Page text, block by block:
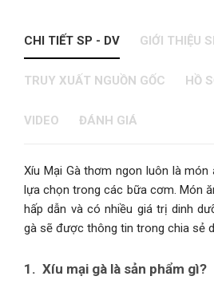
CHI TIẾT SP - DV GIỚI THIỆU
TRUY XUẤT NGUỒN GỐC HỒ
VIDEO ĐÁNH GIÁ
Xíu Mại Gà thơm ngon luôn là
lựa chọn trong các bữa cơm. Món
hấp dẫn và có nhiều giá trị dinh
gà sẽ được thông tin trong chia sẻ
1. Xíu mại gà là sản phẩm gì?